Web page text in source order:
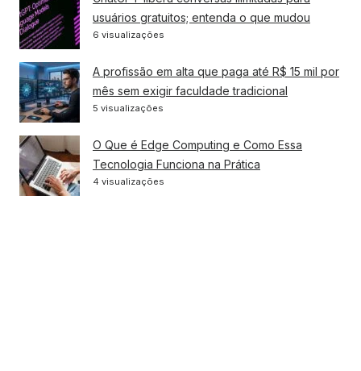
usuários gratuitos; entenda o que mudou
6 visualizações
A profissão em alta que paga até R$ 15 mil por
mês sem exigir faculdade tradicional
5 visualizações
O Que é Edge Computing e Como Essa
Tecnologia Funciona na Prática
4 visualizações